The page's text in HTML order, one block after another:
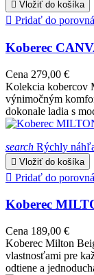
 Vložiť do košíka
 Pridať do
Koberec
Cena 279,00 €
Kolekcia kobercov
výnimočným
dokonale ladia s
search Rýchly
 Vložiť do košíka
 Pridať do
Koberec
Cena 189,00 €
Koberec Milton
vlastnosťami pre
odtiene a